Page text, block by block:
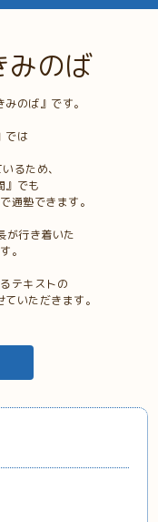
のば
のば』です。
では
るため、
』でも
通塾できます。
が行き着いた
。
テキストの
いただきます。